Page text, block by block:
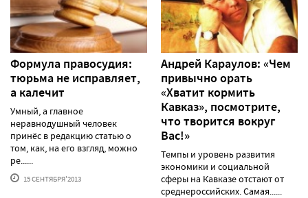
Формула правосудия:
тюрьма не исправляет,
а калечит
Умный, а главное
неравнодушный человек
принёс в редакцию статью о
том, как, на его взгляд, можно
ре......
15 СЕНТЯБРЯ'2013
Андрей Караулов: «Чем
привычно орать
«Хватит кормить
Кавказ», посмотрите,
что творится вокруг
Вас!»
Темпы и уровень развития
экономики и социальной
сферы на Кавказе отстают от
среднероссийских. Самая......